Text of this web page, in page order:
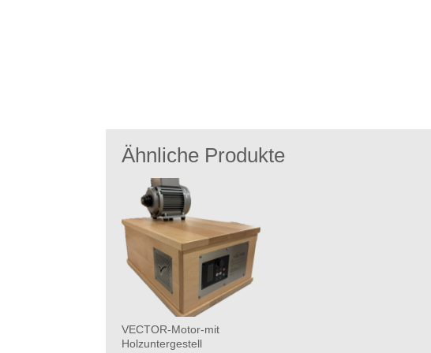
Ähnliche Produkte
VECTOR-Motor-mit
Holzuntergestell